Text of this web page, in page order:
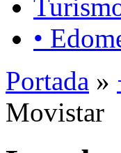
•
Portada »
Movistar